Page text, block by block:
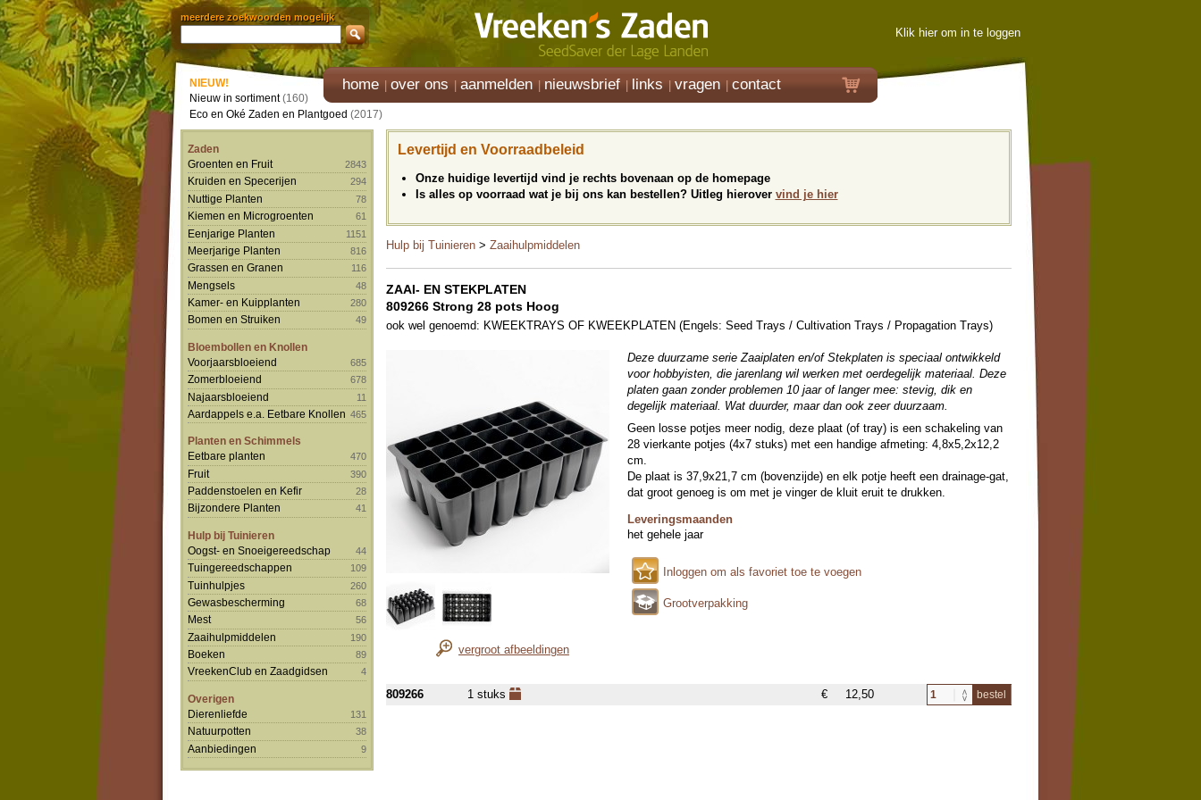
meerdere zoekwoorden mogelijk
Klik hier om in te loggen
home over ons aanmelden nieuwsbrief links vragen contact
NIEUW!
Nieuw in sortiment(160)
Eco en Oké Zaden en Plantgoed (2017)
Zaden
Groenten en Fruit
2843
Kruiden en Specerijen 294
Nuttige Planten 78
Kiemen en Microgroenten 61
Eenjarige Planten 1151
Meerjarige Planten 816
Grassen en Granen 116
Mengsels 48
Kamer- en Kuipplanten 280
Bomen en Struiken 49
Bloembollen en Knollen
Voorjaarsbloeiend
685
Zomerbloeiend 678
Najaarsbloeiend 11
Aardappels e.a. Eetbare Knollen 465
Planten en Schimmels
Eetbare planten
470
Fruit 390
Paddenstoelen en Kefir 28
Bijzondere Planten 41
Hulp bij Tuinieren
Oogst- en Snoeigereedschap
44
Tuingereedschappen 109
Tuinhulpjes 260
Gewasbescherming 68
Mest 56
Zaaihulpmiddelen 190
Boeken 89
VreekenClub en Zaadgidsen 4
Overigen
Dierenliefde
131
Natuurpotten 38
Aanbiedingen 9
Levertijd en Voorraadbeleid
Onze huidige levertijd vind je rechts bovenaan op de homepage
Is alles op voorraad wat je bij ons kan bestellen? Uitleg hierover vind je hier
Hulp bij Tuinieren > Zaaihulpmiddelen
ZAAI- EN STEKPLATEN
809266 Strong 28 pots Hoog
ook wel genoemd: KWEEKTRAYS OF KWEEKPLATEN (Engels: Seed Trays / Cultivation Trays / Propagation Trays)
vergroot afbeeldingen
Deze duurzame serie Zaaiplaten en/of Stekplaten is speciaal ontwikkeld
voor hobbyisten, die jarenlang wil werken met oerdegelijk materiaal. Deze
platen gaan zonder problemen 10 jaar of langer mee: stevig, dik en
degelijk materiaal. Wat duurder, maar dan ook zeer duurzaam.
Geen losse potjes meer nodig, deze plaat (of tray) is een schakeling van
28 vierkante potjes (4x7 stuks) met een handige afmeting: 4,8x5,2x12,2
cm.
De plaat is 37,9x21,7 cm (bovenzijde) en elk potje heeft een drainage-gat,
dat groot genoeg is om met je vinger de kluit eruit te drukken.
Leveringsmaanden
het gehele jaar
Inloggen om als favoriet toe te voegen
Grootverpakking
809266 1 stuks € 12,50 bestel